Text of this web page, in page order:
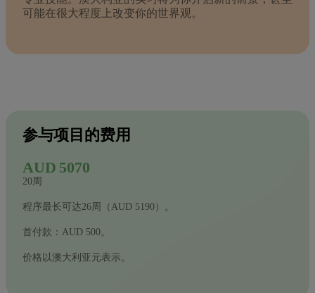
可能在很大程度上改变你的世界观。
参与项目的费用
AUD 5070
20周
程序最长可达26周（AUD 5190）。
首付款：AUD 500。
价格以澳大利亚元表示。